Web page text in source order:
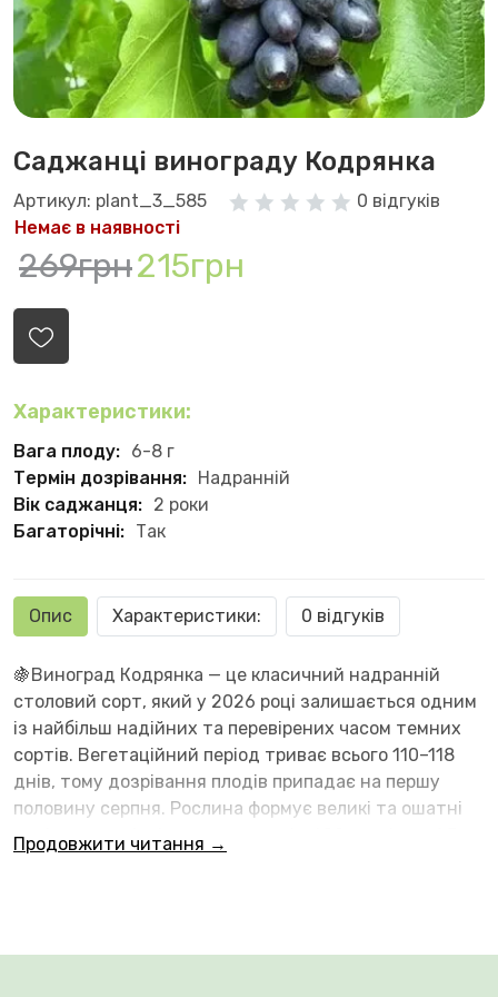
Саджанці винограду Кодрянка
Артикул: plant_3_585
0 відгуків
Немає в наявності
269грн215грн
Характеристики:
Вага плоду: 6-8 г
Термін дозрівання: Надранній
Вік саджанця: 2 роки
Багаторічні: Так
Опис Характеристики: 0 відгуків
🍇Виноград Кодрянка — це класичний надранній
столовий сорт, який у 2026 році залишається одним
із найбільш надійних та перевірених часом темних
сортів. Вегетаційний період триває всього 110–118
днів, тому дозрівання плодів припадає на першу
половину серпня. Рослина формує великі та ошатні
циліндро-конічні грона масою від 600 грамів до 1,5
Продовжити читання →